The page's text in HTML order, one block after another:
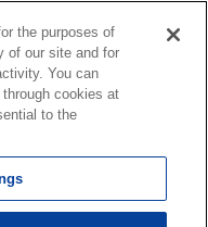
みます）の際には、内容
り十分な説明を受け、ご自
他不動産業務ソリューシ
せはこちら
the purposes of
of our site and for
You can
cookies at
to the